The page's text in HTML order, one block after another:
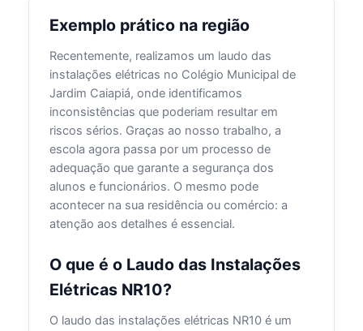
Exemplo prático na região
Recentemente, realizamos um laudo das
instalações elétricas no Colégio Municipal de
Jardim Caiapiá, onde identificamos
inconsistências que poderiam resultar em
riscos sérios. Graças ao nosso trabalho, a
escola agora passa por um processo de
adequação que garante a segurança dos
alunos e funcionários. O mesmo pode
acontecer na sua residência ou comércio: a
atenção aos detalhes é essencial.
O que é o Laudo das Instalações
Elétricas NR10?
O laudo das instalações elétricas NR10 é um